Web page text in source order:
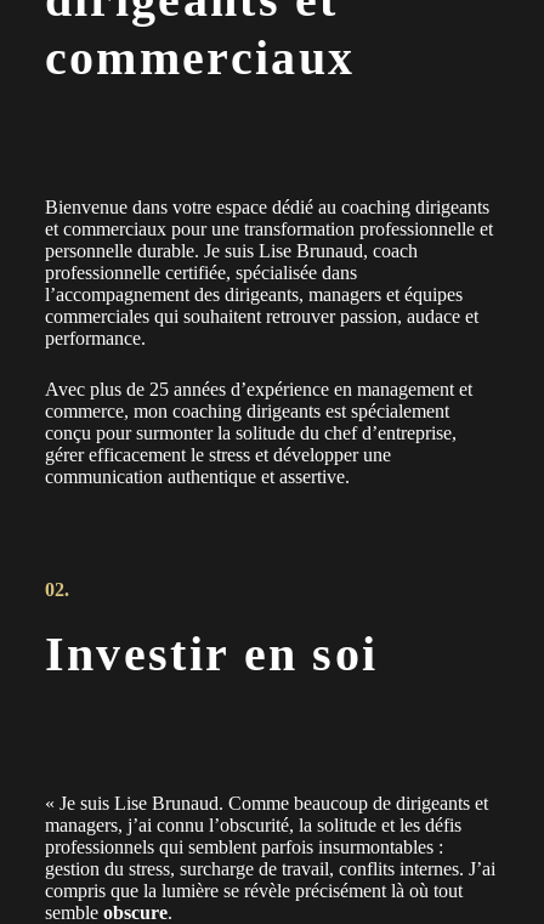
commerciaux
Bienvenue dans votre espace dédié au coaching dirigeants
et commerciaux pour une transformation professionnelle et
personnelle durable. Je suis Lise Brunaud, coach
professionnelle certifiée, spécialisée dans
l’accompagnement des dirigeants, managers et équipes
commerciales qui souhaitent retrouver passion, audace et
performance.
Avec plus de 25 années d’expérience en management et
commerce, mon coaching dirigeants est spécialement
conçu pour surmonter la solitude du chef d’entreprise,
gérer efficacement le stress et développer une
communication authentique et assertive.
02.
Investir en soi
« Je suis Lise Brunaud. Comme beaucoup de dirigeants et
managers, j’ai connu l’obscurité, la solitude et les défis
professionnels qui semblent parfois insurmontables :
gestion du stress, surcharge de travail, conflits internes. J’ai
compris que la lumière se révèle précisément là où tout
semble obscure.